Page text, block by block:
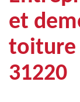
et
toiture
31220